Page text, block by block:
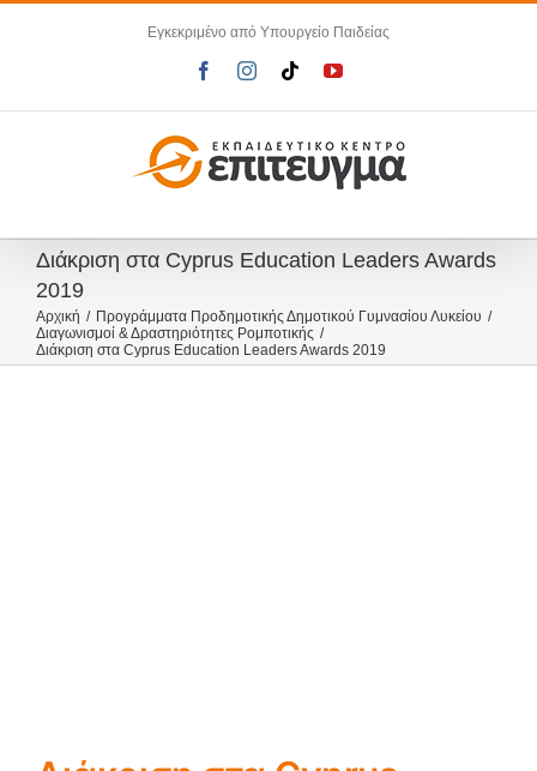
Εγκεκριμένο από Υπουργείο Παιδείας
FacebookInstagram
TiktokYouTube
Διάκριση στα Cyprus Education Leaders Awards
2019
Αρχική
Προγράμματα Προδημοτικής Δημοτικού Γυμνασίου Λυκείου
Διαγωνισμοί & Δραστηριότητες Ρομποτικής
Διάκριση στα Cyprus Education Leaders Awards 2019